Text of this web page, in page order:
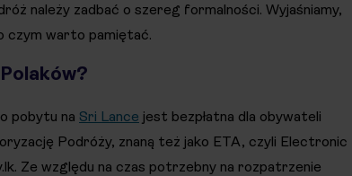
należy zadbać o szereg formalności. Wyjaśniamy,
czym warto pamiętać.
pobytu na Sri Lance jest bezpłatna dla obywateli
Podróży, znaną też jako ETA, czyli Electronic
Ze względu na czas potrzebny na rozpatrzenie